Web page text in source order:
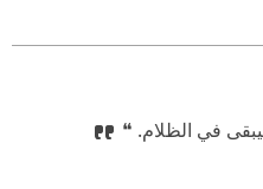
في الظلام. ❝